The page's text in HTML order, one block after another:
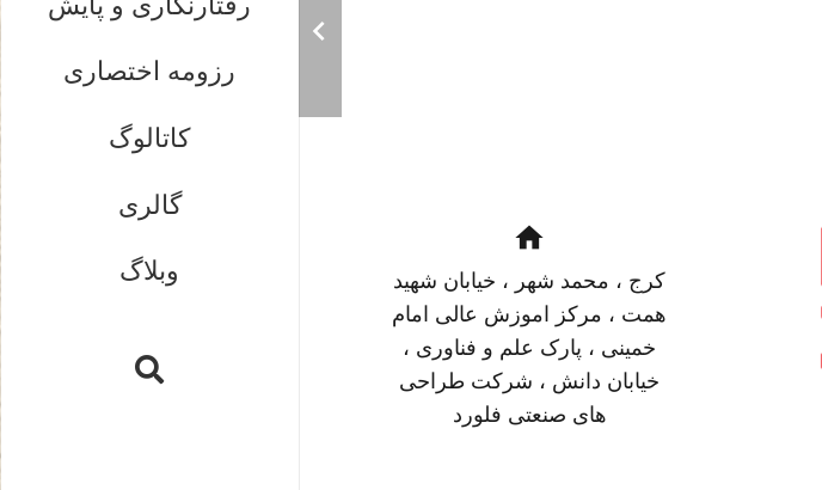
رزومه اختصاری
کاتالوگ
گالری
وبلاگ
home
کرج ، محمد شهر ، خیابان شهید
همت ، مرکز اموزش عالی امام
خمینی ، پارک علم و فناوری ،
خیابان دانش ، شرکت طراحی
های صنعتی فلورد